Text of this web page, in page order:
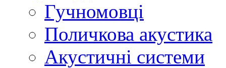
Гучномовці
Поличкова акустика
Акустичні системи